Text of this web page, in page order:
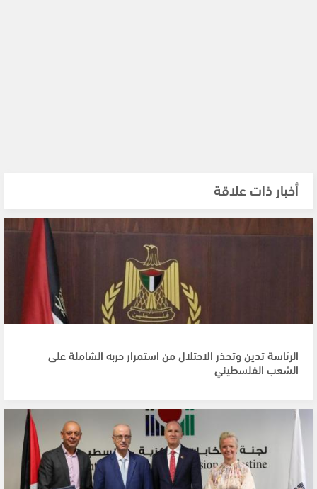
أخبار ذات علاقة
الرئاسة تدين وتحذر الاحتلال من استمرار حربه الشاملة على
الشعب الفلسطيني